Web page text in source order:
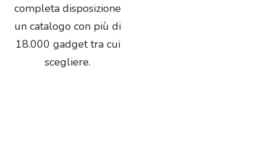
completa disposizione
un catalogo con più di
18.000 gadget tra cui
scegliere.